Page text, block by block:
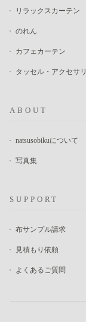
リラックスカーテン
のれん
カフェカーテン
タッセル・アクセサリ
ABOUT
natsusobikuについて
写真集
SUPPORT
布サンプル請求
見積もり依頼
よくあるご質問